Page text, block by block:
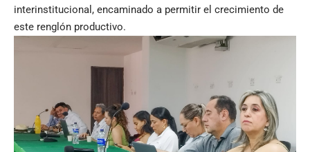
interinstitucional, encaminado a permitir el crecimiento de
este renglón productivo.